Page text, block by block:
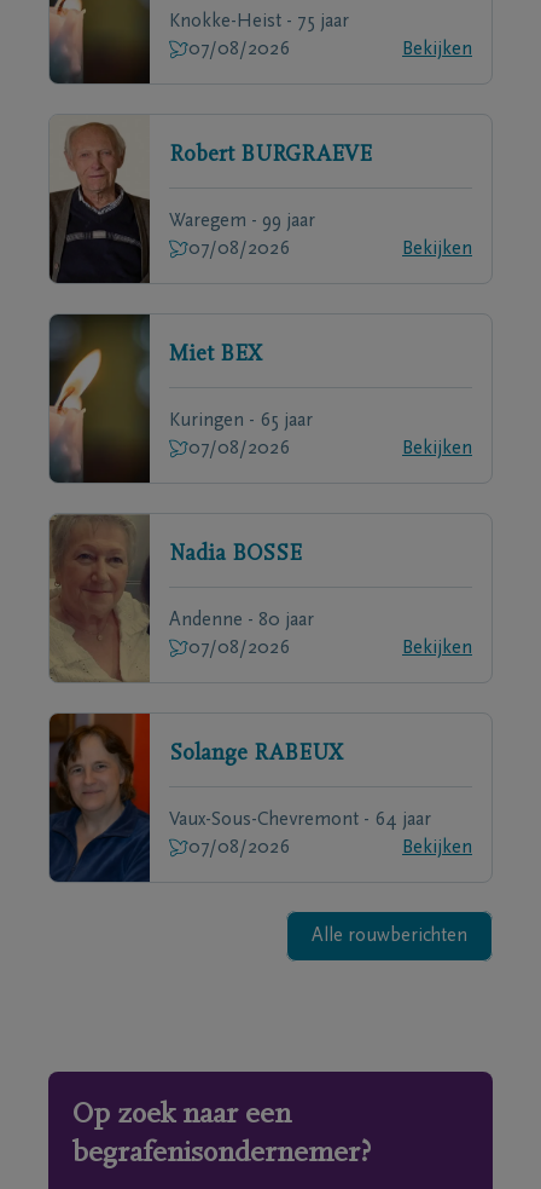
Knokke-Heist - 75 jaar
07/08/2026
Bekijken
Robert BURGRAEVE
Waregem - 99 jaar
07/08/2026
Bekijken
Miet BEX
Kuringen - 65 jaar
07/08/2026
Bekijken
Nadia BOSSE
Andenne - 80 jaar
07/08/2026
Bekijken
Solange RABEUX
Vaux-Sous-Chevremont - 64 jaar
07/08/2026
Bekijken
Alle rouwberichten
Op zoek naar een
begrafenisondernemer?